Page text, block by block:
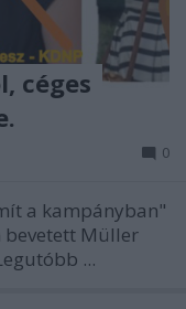
céges
0
a kampányban"
bevetett Müller
...